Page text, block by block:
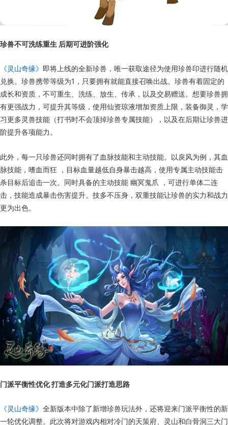
珍兽不可洗练重生 后期可进阶强化
《灵山奇缘》 即将上线的全新珍兽，唯一获取途径为使用珍兽印进行随机
兑换。珍兽携带等级为1，只要拥有就能直接召唤出战。珍兽有着固定的
成长和资质，不可重生、洗练、放生、传承，以及交易赠送。想要珍兽拥
有更强战力，可提升其等级，使用仙资琼液增加资质上限，装备御灵，学
习更多灵兽技能（打书时不会顶掉珍兽专属技能），以及在后期让珍兽进
阶提升各项能力。
此外，每一只珍兽还同时拥有了血脉技能和主动技能。以戾风为例，其血
脉技能，嗜血而狂 ，目标血量越低自身暴击越高，使用专属主动技能击
杀目标后追击一次。同时具备的主动技能 幽冥鬼爪 ，可进行单体二连
击，技能造成暴击伤害提升。技多不压身，双重技能让珍兽的实力和战力
更为出色。
门派平衡性优化 打造多元化门派打造思路
《灵山奇缘》 全新版本中除了新增珍兽玩法外，还将迎来门派平衡性的新
一轮优化调整。此次将对游戏内相对冷门的天策府、灵山和白骨洞三大门